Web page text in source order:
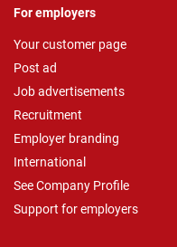
For employers
Your customer page
Post ad
Job advertisements
Recruitment
Employer branding
International
See Company Profile
Support for employers